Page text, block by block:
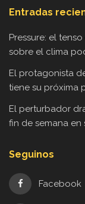
Entradas
Pressure: el
sobre el clima
El protagonista
tiene su próxima
El perturbador
fin de semana en
Seguinos
Facebook